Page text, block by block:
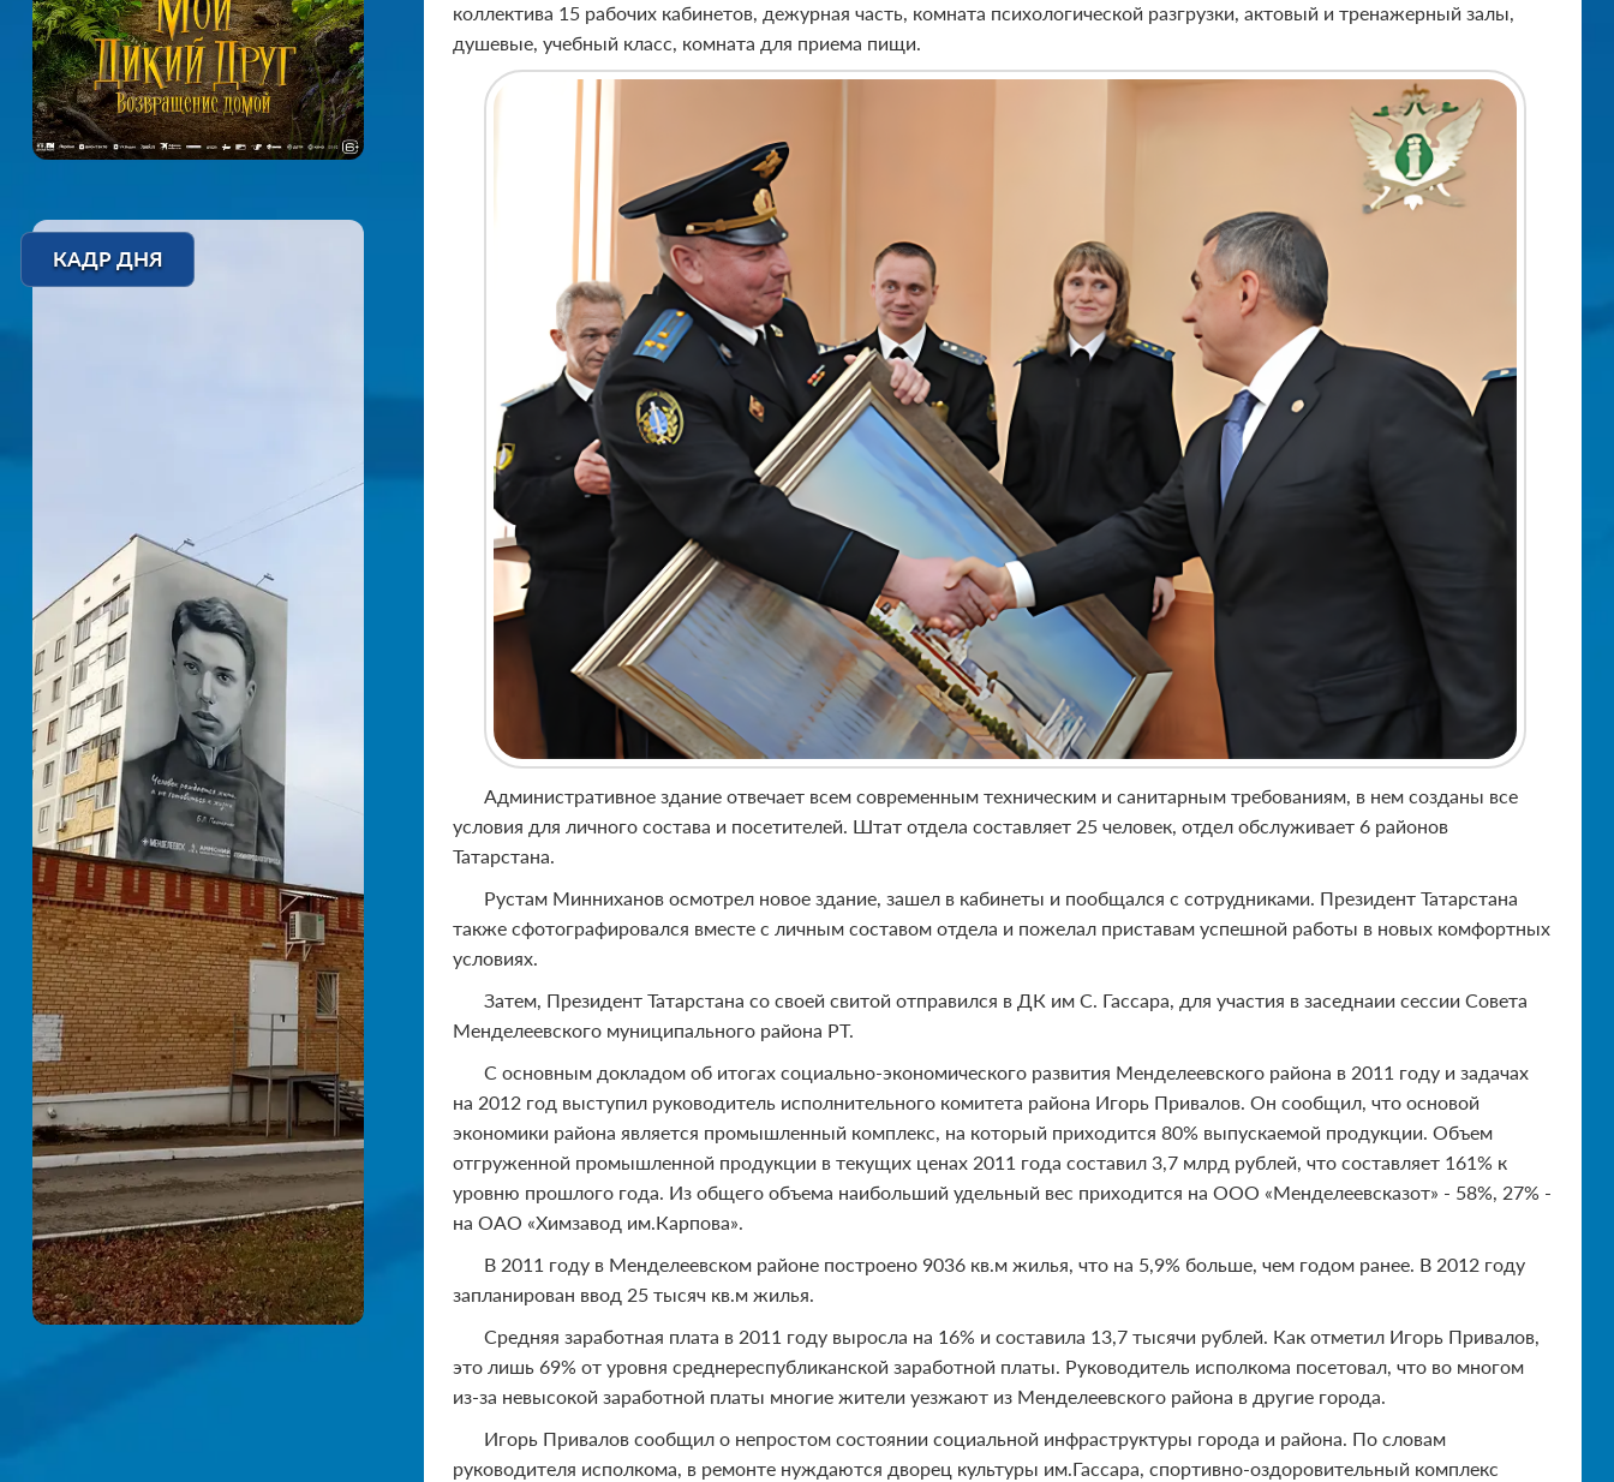
КАДР ДНЯ
коллектива 15 рабочих кабинетов, дежурная часть, комната психологической разгрузки, актовый и тренажерный залы,
душевые, учебный класс, комната для приема пищи.
Административное здание отвечает всем современным техническим и санитарным требованиям, в нем созданы все
условия для личного состава и посетителей. Штат отдела составляет 25 человек, отдел обслуживает 6 районов
Татарстана.
Рустам Минниханов осмотрел новое здание, зашел в кабинеты и пообщался с сотрудниками. Президент Татарстана
также сфотографировался вместе с личным составом отдела и пожелал приставам успешной работы в новых комфортных
условиях.
Затем, Президент Татарстана со своей свитой отправился в ДК им С. Гассара, для участия в заседнаии сессии Совета
Менделеевского муниципального района РТ.
С основным докладом об итогах социально-экономического развития Менделеевского района в 2011 году и задачах
на 2012 год выступил руководитель исполнительного комитета района Игорь Привалов. Он сообщил, что основой
экономики района является промышленный комплекс, на который приходится 80% выпускаемой продукции. Объем
отгруженной промышленной продукции в текущих ценах 2011 года составил 3,7 млрд рублей, что составляет 161% к
уровню прошлого года. Из общего объема наибольший удельный вес приходится на ООО «Менделеевсказот» - 58%, 27% -
на ОАО «Химзавод им.Карпова».
В 2011 году в Менделеевском районе построено 9036 кв.м жилья, что на 5,9% больше, чем годом ранее. В 2012 году
запланирован ввод 25 тысяч кв.м жилья.
Средняя заработная плата в 2011 году выросла на 16% и составила 13,7 тысячи рублей. Как отметил Игорь Привалов,
это лишь 69% от уровня среднереспубликанской заработной платы. Руководитель исполкома посетовал, что во многом
из-за невысокой заработной платы многие жители уезжают из Менделеевского района в другие города.
Игорь Привалов сообщил о непростом состоянии социальной инфраструктуры города и района. По словам
руководителя исполкома, в ремонте нуждаются дворец культуры им.Гассара, спортивно-оздоровительный комплекс